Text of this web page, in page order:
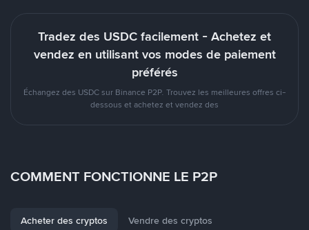
Tradez des USDC facilement - Achetez et
vendez en utilisant vos modes de paiement
préférés
Échangez des USDC sur Binance P2P. Trouvez les meilleures offres ci-
dessous et achetez et vendez des
COMMENT FONCTIONNE LE P2P
Acheter des cryptos Vendre des cryptos